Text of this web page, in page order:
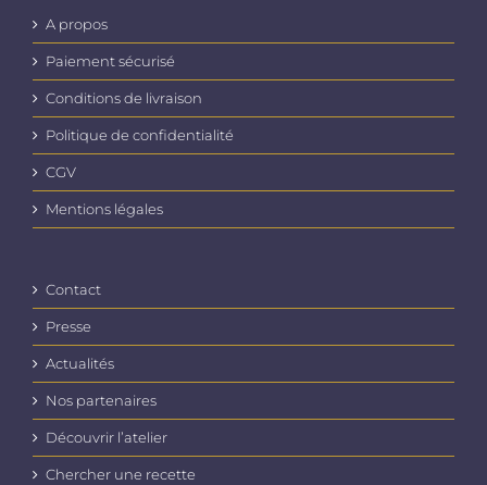
A propos
Paiement sécurisé
Conditions de livraison
Politique de confidentialité
CGV
Mentions légales
Contact
Presse
Actualités
Nos partenaires
Découvrir l’atelier
Chercher une recette